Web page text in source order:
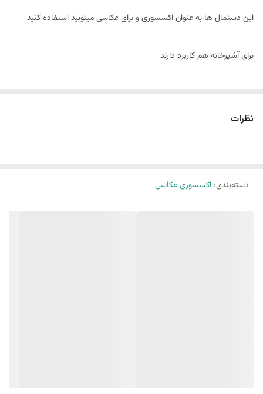
این دستمال ها به عنوان اکسسوری و برای عکاسی میتونید استفاده کنید
برای آشپرخانه هم کاربرد دارند
نظرات
دسته‌بندی: اکسسوری عکاسی